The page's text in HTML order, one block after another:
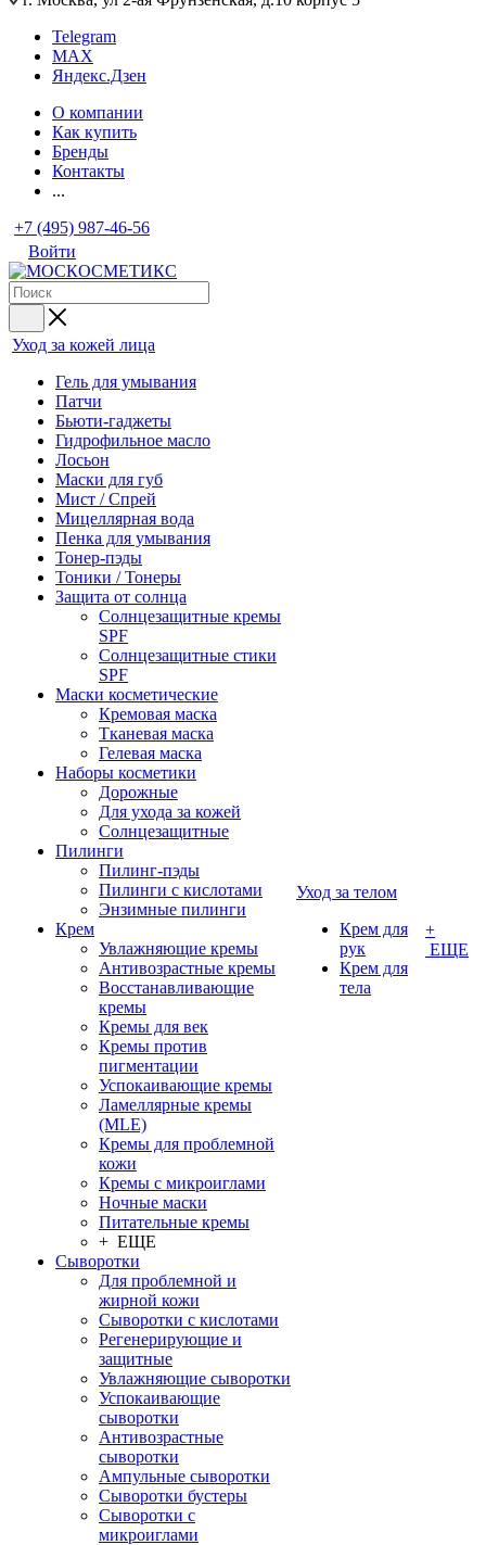
Telegram
MAX
Яндекс.Дзен
О компании
Как купить
Бренды
Контакты
...
+7 (495) 987-46-56
Войти
Уход за кожей лица
Гель для умывания
Патчи
Бьюти-гаджеты
Гидрофильное масло
Лосьон
Маски для губ
Мист / Спрей
Мицеллярная вода
Пенка для умывания
Тонер-пэды
Тоники / Тонеры
Защита от солнца
Солнцезащитные кремы
SPF
Солнцезащитные стики
SPF
Маски косметические
Кремовая маска
Тканевая маска
Гелевая маска
Наборы косметики
Дорожные
Для ухода за кожей
Солнцезащитные
Пилинги
Пилинг-пэды
Пилинги с кислотами
Энзимные пилинги
Крем
Увлажняющие кремы
Антивозрастные кремы
Восстанавливающие
кремы
Кремы для век
Кремы против
пигментации
Успокаивающие кремы
Ламеллярные кремы
(MLE)
Кремы для проблемной
кожи
Кремы с микроиглами
Ночные маски
Питательные кремы
+ ЕЩЕ
Сыворотки
Для проблемной и
жирной кожи
Сыворотки с кислотами
Регенерирующие и
защитные
Увлажняющие сыворотки
Успокаивающие
сыворотки
Антивозрастные
сыворотки
Ампульные сыворотки
Сыворотки бустеры
Сыворотки с
микроиглами
Уход за телом
Крем для
рук
Крем для
тела
+
ЕЩЕ